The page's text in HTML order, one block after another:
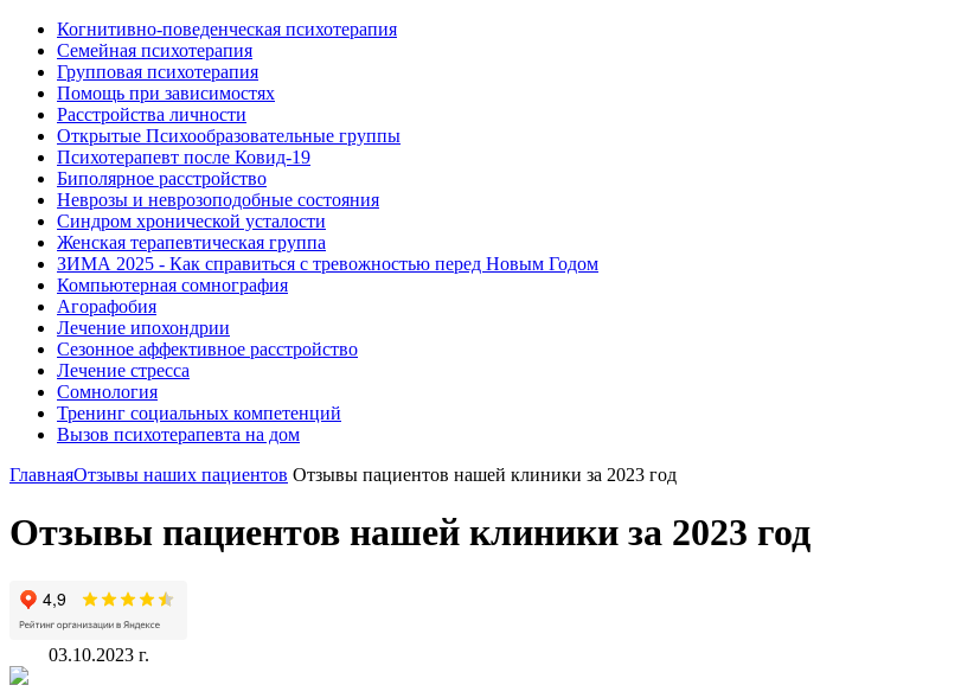
Когнитивно-поведенческая психотерапия
Семейная психотерапия
Групповая психотерапия
Помощь при зависимостях
Расстройства личности
Открытые Психообразовательные группы
Психотерапевт после Ковид-19
Биполярное расстройство
Неврозы и неврозоподобные состояния
Синдром хронической усталости
Женская терапевтическая группа
ЗИМА 2025 - Как справиться с тревожностью перед Новым Годом
Компьютерная сомнография
Агорафобия
Лечение ипохондрии
Сезонное аффективное расстройство
Лечение стресса
Сомнология
Тренинг социальных компетенций
Вызов психотерапевта на дом
ГлавнаяОтзывы наших пациентов Отзывы пациентов нашей клиники за 2023 год
Отзывы пациентов нашей клиники за 2023 год
03.10.2023 г.